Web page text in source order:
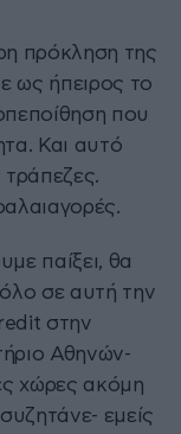
πρόκληση της
ως ήπειρος το
που
Και αυτό
τράπεζες.
παίξει, θα
σε αυτή την
στην
Αθηνών-
χώρες ακόμη
εμείς